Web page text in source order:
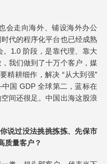
会走向海外、铺设海外办公
代的程序化平台也已经成熟
1.0 阶段，是靠代理、靠大
我们做到了十万个客户，媒
精耕细作，解决 “从大到强”
国 GDP 全球第二，蓝标在
间还很足。中国出海这股浪
说过没法挑挑拣拣、先保市
质量客户？